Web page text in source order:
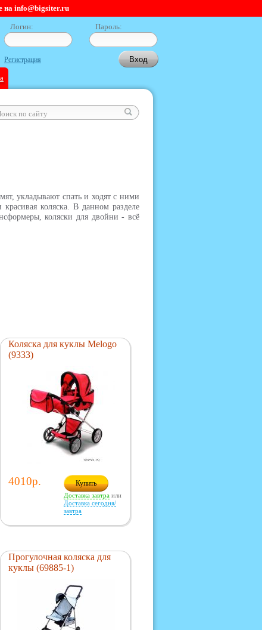
на info@bigsiter.ru
Логин: Пароль:
Регистрация
укладывают спать и ходят с ними
коляска. В данном разделе
коляски для двойни - всё
Коляска для куклы Melogo
(9333)
4010р. Купить
Доставка завтра или
Доставка сегодня/
завтра
Прогулочная коляска для
куклы (69885-1)